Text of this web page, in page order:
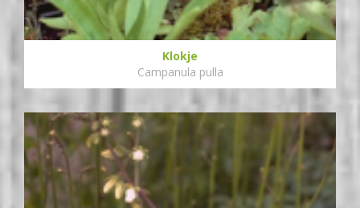
Klokje
Campanula pulla